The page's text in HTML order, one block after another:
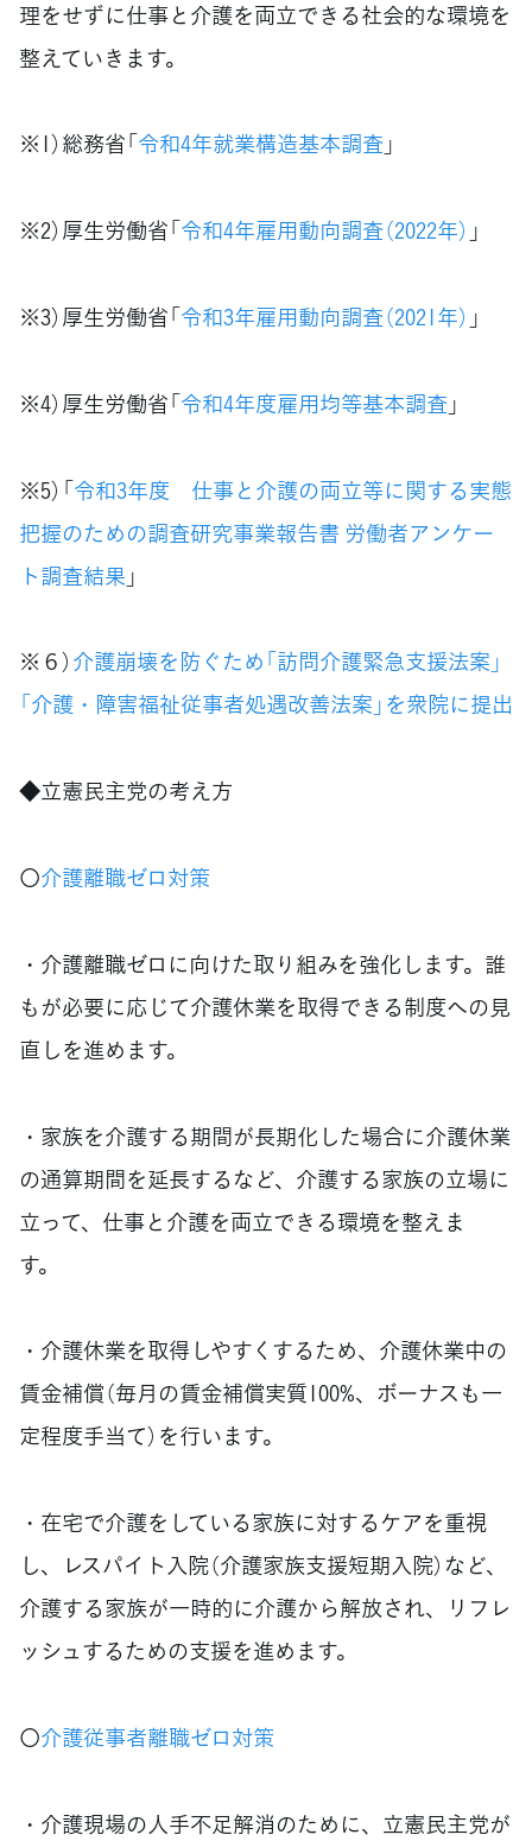
理をせずに仕事と介護を両立できる社会的な環境を
整えていきます。
※1）総務省「令和4年就業構造基本調査 」
※2）厚生労働省「令和4年雇用動向調査（2022年） 」
※3）厚生労働省「令和3年雇用動向調査（2021年） 」
※4）厚生労働省「令和4年度雇用均等基本調査 」
※5）「令和3年度 仕事と介護の両立等に関する実態
把握のための調査研究事業報告書 労働者アンケー
ト調査結果 」
※６）介護崩壊を防ぐため「訪問介護緊急支援法案」
「介護・障害福祉従事者処遇改善法案」を衆院に提出
◆立憲民主党の考え方
〇介護離職ゼロ対策
・介護離職ゼロに向けた取り組みを強化します。誰
もが必要に応じて介護休業を取得できる制度への見
直しを進めます。
・家族を介護する期間が長期化した場合に介護休業
の通算期間を延長するなど、介護する家族の立場に
立って、仕事と介護を両立できる環境を整えま
す。
・介護休業を取得しやすくするため、介護休業中の
賃金補償（毎月の賃金補償実質100%、ボーナスも一
定程度手当て）を行います。
・在宅で介護をしている家族に対するケアを重視
し、レスパイト入院（介護家族支援短期入院）など、
介護する家族が一時的に介護から解放され、リフレ
ッシュするための支援を進めます。
〇介護従事者離職ゼロ対策
・介護現場の人手不足解消のために、立憲民主党が